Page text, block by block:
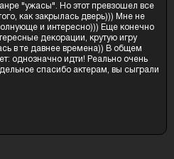
"ужасы". Но этот превзошел все
как закрылась дверь))) Мне не
и интересно))) Еще конечно
декорации, крутую игру
в те давнее времена)) В общем
однозначно идти! Реально очень
спасибо актерам, вы сыграли